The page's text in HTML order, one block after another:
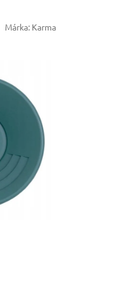
Márka: Karma